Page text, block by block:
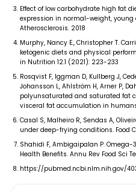
Effect of low carbohydrate high fat
expression in normal-weight,
Atherosclerosis. 2018
Murphy, Nancy E., Christopher T.
ketogenic diets and physical
in Nutrition 12.1 (2021): 223-233
Rosqvist F, Iggman D, Kullberg J,
Johansson L, Ahlström H, Arner P,
polyunsaturated and saturated fat
visceral fat accumulation in
Casal S, Malheiro R, Sendas A,
under deep-frying conditions. Food
Shahidi F, Ambigaipalan P.
Health Benefits. Annu Rev Food Sci
https://pubmed.ncbi.nlm.nih.gov/